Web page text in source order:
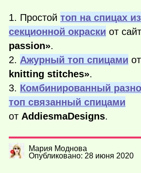
1. Простой топ на спицах
секционной окраски от
passion».
2. Ажурный топ спицами
knitting stitches».
3. Комбинированный
топ связанный спицами
от AddiesmaDesigns.
Мария Моднова
Опубликовано: 28 июня 2020